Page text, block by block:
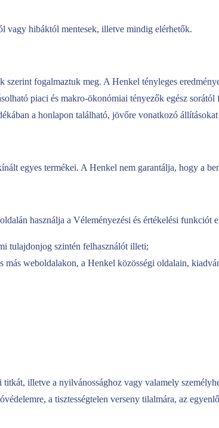
vagy hibáktól mentesek, illetve mindig elérhetők.
fogalmaztuk meg. A Henkel tényleges
piaci és makro-ökonómiai tényezők egész
a honlapon található, jövőre vonatkozó
egyes termékei. A Henkel nem garantálja, hogy a
használja a Véleményezési és értékelési funkciót
tulajdonjog szintén felhasználót illeti;
weboldalakon, a Henkel közösségi oldalain,
illetve a nyilvánossághoz vagy valamely
a tisztességtelen verseny tilalmára, az